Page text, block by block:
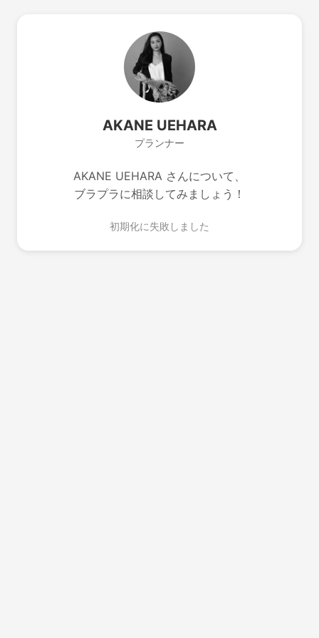
AKANE UEHARA
プランナー
AKANE UEHARA さんについて、
ブラプラに相談してみましょう！
初期化に失敗しました